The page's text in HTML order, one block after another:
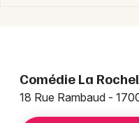
Mon email
Comédie La
18 Rue Rambaud -